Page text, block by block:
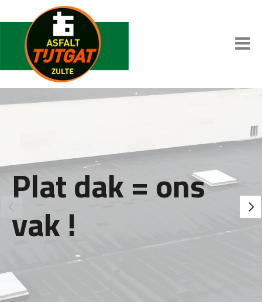
Plat dak = ons
vak !
Platte daken
waterdicht
maken, dat zijn
onze zaken!